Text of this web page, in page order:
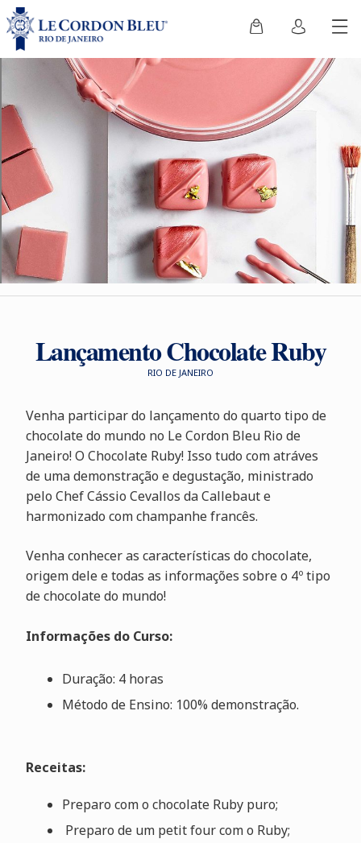
Lançamento Chocolate Ruby
RIO DE JANEIRO
Venha participar do lançamento do quarto tipo de
chocolate do mundo no Le Cordon Bleu Rio de
Janeiro! O Chocolate Ruby! Isso tudo com atráves
de uma demonstração e degustação, ministrado
pelo Chef Cássio Cevallos da Callebaut e
harmonizado com champanhe francês.
Venha conhecer as características do chocolate,
origem dele e todas as informações sobre o 4º tipo
de chocolate do mundo!
Informações do Curso:
Duração: 4 horas
Método de Ensino: 100% demonstração.
Receitas:
Preparo com o chocolate Ruby puro;
Preparo de um petit four com o Ruby;